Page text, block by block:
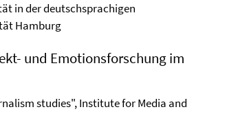
in der deutschsprachigen
Hamburg
und Emotionsforschung im
studies", Institute for Media and